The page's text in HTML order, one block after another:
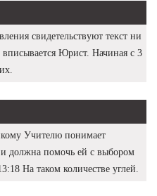
свидетельствуют текст ни
вписывается Юрист. Начиная с 3
Учителю понимает
и должна помочь ей с выбором
На таком количестве углей.